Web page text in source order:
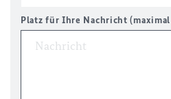
Platz für Ihre Nachricht